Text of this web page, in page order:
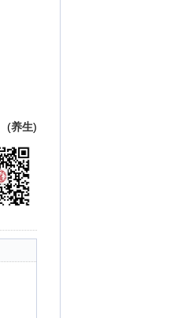
(养生)